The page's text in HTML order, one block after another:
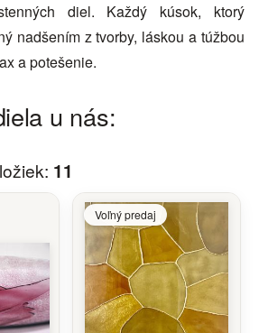
diel. Každý kúsok, ktorý
nadšením z tvorby, láskou a túžbou
a potešenie.
u nás:
11
Voľný predaj